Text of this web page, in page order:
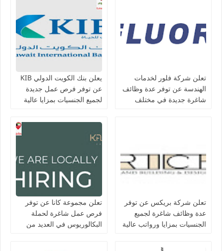
تعلن شركة فلور لخدمات
الهندسة عن توفر عدة وظائف
شاغرة جديدة في مختلف
يعلن بنك الكويت الدولي KIB
عن توفر فرص عمل جديدة
لجميع الجنسيات بمزايا عالية
تعلن شركة بريكس عن توفر
عدة وظائف شاغرة لجميع
الجنسيات بمزايا ورواتب عالية
تعلن مجموعة كانا عن توفر
فرص عمل شاغرة لحملة
البكالوريوس في العديد من